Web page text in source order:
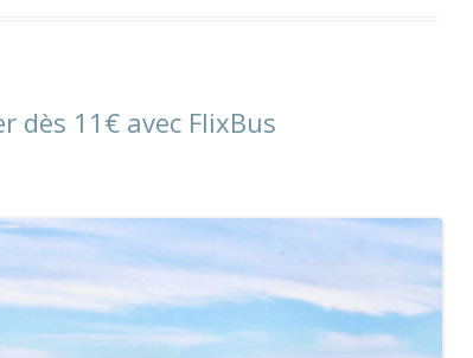
dès 11€ avec FlixBus